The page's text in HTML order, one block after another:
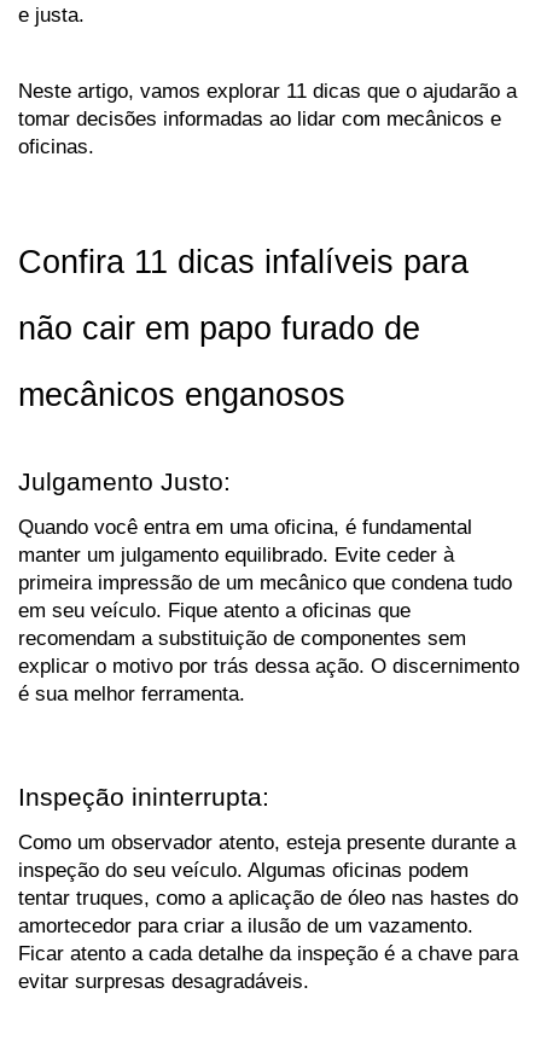
e justa.
Neste artigo, vamos explorar 11 dicas que o ajudarão a
tomar decisões informadas ao lidar com mecânicos e
oficinas.
Confira 11 dicas infalíveis para
não cair em papo furado de
mecânicos enganosos
Julgamento Justo:
Quando você entra em uma oficina, é fundamental
manter um julgamento equilibrado. Evite ceder à
primeira impressão de um mecânico que condena tudo
em seu veículo. Fique atento a oficinas que
recomendam a substituição de componentes sem
explicar o motivo por trás dessa ação. O discernimento
é sua melhor ferramenta.
Inspeção ininterrupta:
Como um observador atento, esteja presente durante a
inspeção do seu veículo. Algumas oficinas podem
tentar truques, como a aplicação de óleo nas hastes do
amortecedor para criar a ilusão de um vazamento.
Ficar atento a cada detalhe da inspeção é a chave para
evitar surpresas desagradáveis.